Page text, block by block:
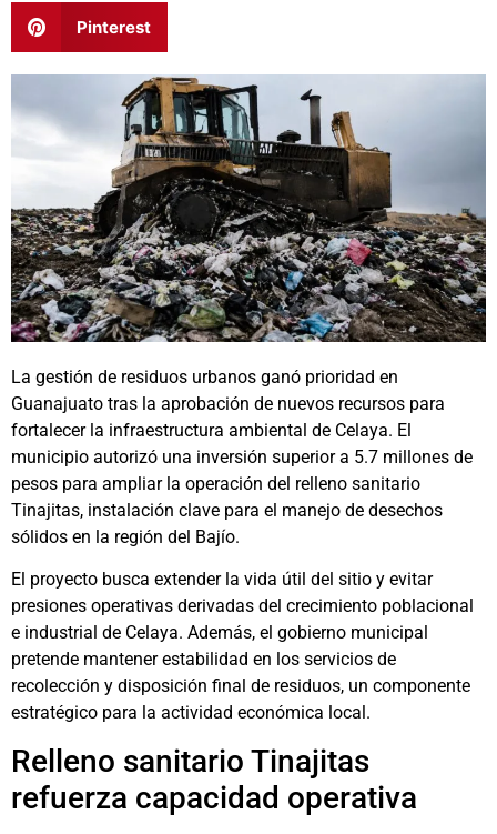
Pinterest
La gestión de residuos urbanos ganó prioridad en
Guanajuato tras la aprobación de nuevos recursos para
fortalecer la infraestructura ambiental de Celaya. El
municipio autorizó una inversión superior a 5.7 millones de
pesos para ampliar la operación del relleno sanitario
Tinajitas, instalación clave para el manejo de desechos
sólidos en la región del Bajío.
El proyecto busca extender la vida útil del sitio y evitar
presiones operativas derivadas del crecimiento poblacional
e industrial de Celaya. Además, el gobierno municipal
pretende mantener estabilidad en los servicios de
recolección y disposición final de residuos, un componente
estratégico para la actividad económica local.
Relleno sanitario Tinajitas
refuerza capacidad operativa